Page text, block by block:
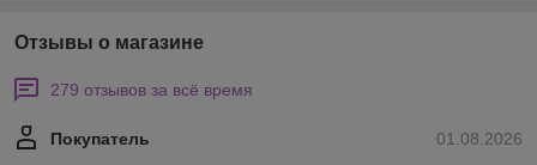
Отзывы о магазине
279 отзывов за всё время
01.08.2026
Покупатель